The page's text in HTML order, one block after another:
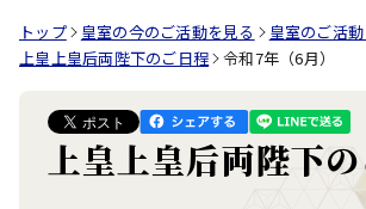
トップ 皇室の今のご活動を見る
皇室のご活
上皇上皇后両陛下のご日程
令和7年（6月）
上皇上皇后両陛下